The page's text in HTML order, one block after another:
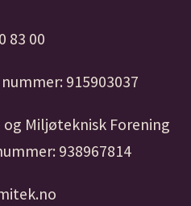
83 00
915903037
og Miljøteknisk Forening
938967814